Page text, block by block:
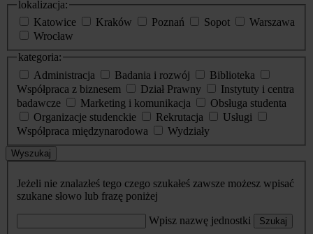
lokalizacja:
Katowice
Kraków Poznań Sopot
Warszawa
Wrocław
kategoria:
Administracja
Badania i rozwój
Biblioteka
Współpraca z biznesem
Dział Prawny
Instytuty i centra
badawcze
Marketing i komunikacja
Obsługa studenta
Organizacje studenckie
Rekrutacja
Usługi
Współpraca międzynarodowa
Wydziały
Wyszukaj
Jeżeli nie znalazłeś tego czego szukałeś zawsze możesz wpisać
szukane słowo lub frazę poniżej
Wpisz nazwę jednostki Szukaj